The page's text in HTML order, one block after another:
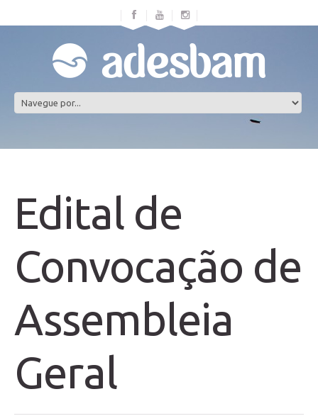
Edital de
Convocação de
Assembleia
Geral